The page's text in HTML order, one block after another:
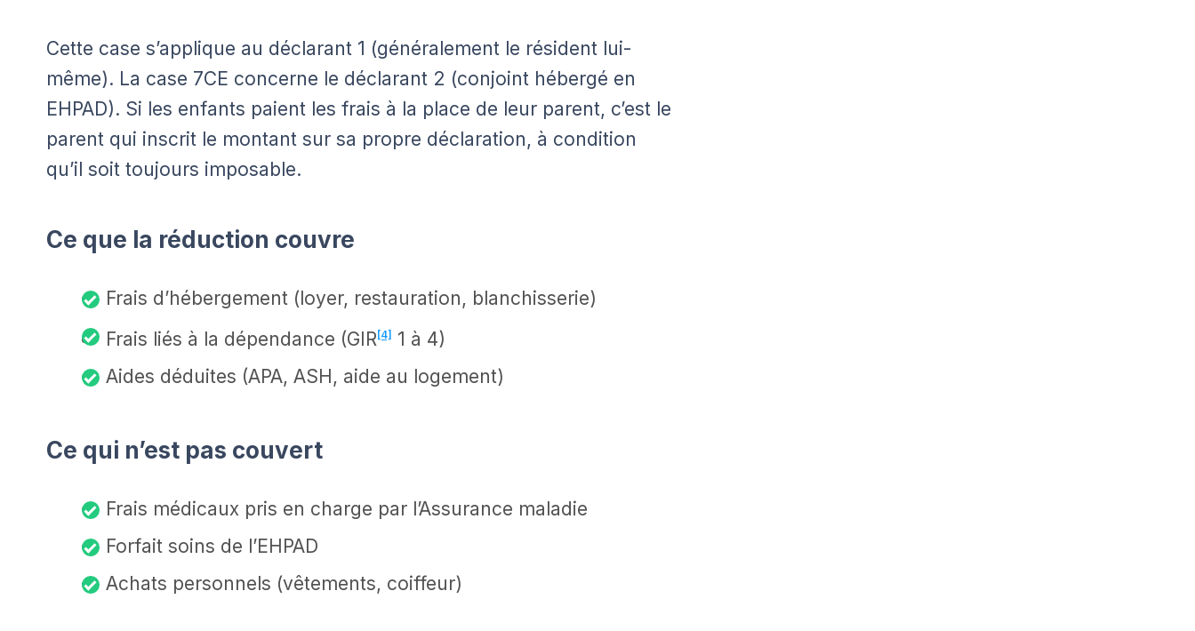
Cette case s’applique au déclarant 1 (généralement le résident lui-
même). La case 7CE concerne le déclarant 2 (conjoint hébergé en
EHPAD). Si les enfants paient les frais à la place de leur parent, c’est le
parent qui inscrit le montant sur sa propre déclaration, à condition
qu’il soit toujours imposable.
Ce que la réduction couvre
Frais d’hébergement (loyer, restauration, blanchisserie)
Frais liés à la dépendance (GIR[4] 1 à 4)
Aides déduites (APA, ASH, aide au logement)
Ce qui n’est pas couvert
Frais médicaux pris en charge par l’Assurance maladie
Forfait soins de l’EHPAD
Achats personnels (vêtements, coiffeur)